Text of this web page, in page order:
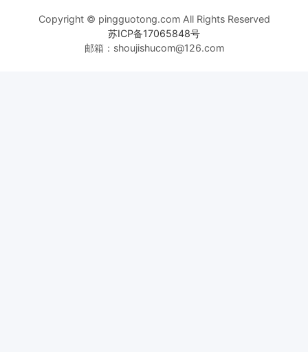
Copyright © pingguotong.com All Rights Reserved
苏ICP备17065848号
邮箱：shoujishucom@126.com